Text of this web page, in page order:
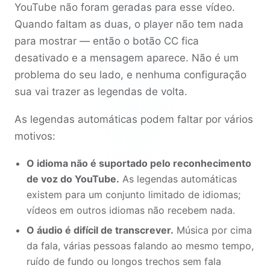
YouTube não foram geradas para esse vídeo.
Quando faltam as duas, o player não tem nada
para mostrar — então o botão CC fica
desativado e a mensagem aparece. Não é um
problema do seu lado, e nenhuma configuração
sua vai trazer as legendas de volta.
As legendas automáticas podem faltar por vários
motivos:
O idioma não é suportado pelo reconhecimento
de voz do YouTube. As legendas automáticas
existem para um conjunto limitado de idiomas;
vídeos em outros idiomas não recebem nada.
O áudio é difícil de transcrever. Música por cima
da fala, várias pessoas falando ao mesmo tempo,
ruído de fundo ou longos trechos sem fala